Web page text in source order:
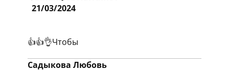
21/03/2024
​👍👍👌Чтобы
​​Садыкова Любовь